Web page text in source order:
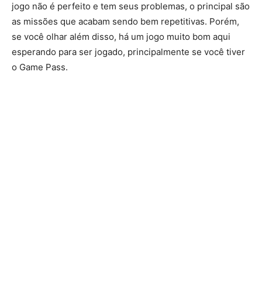
jogo não é perfeito e tem seus problemas, o principal são
as missões que acabam sendo bem repetitivas. Porém,
se você olhar além disso, há um jogo muito bom aqui
esperando para ser jogado, principalmente se você tiver
o Game Pass.